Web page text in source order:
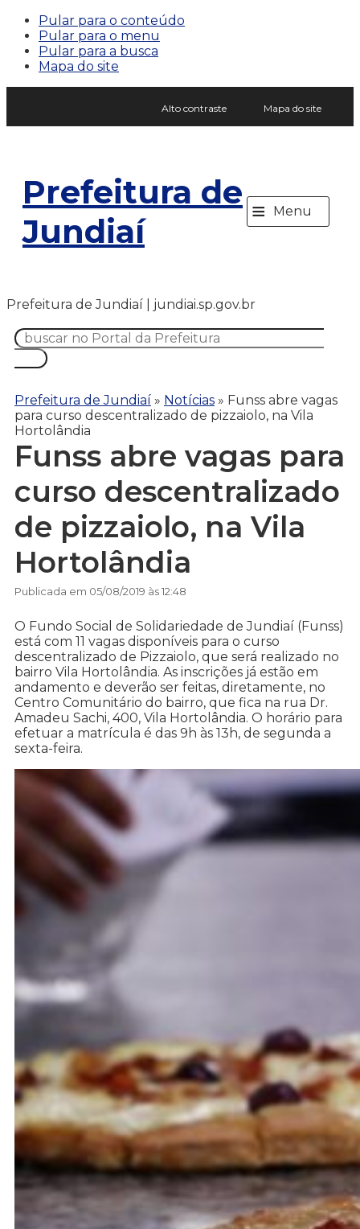
Pular para o conteúdo
Pular para o menu
Pular para a busca
Mapa do site
Alto contraste Mapa do site
Prefeitura de
Jundiaí
≡ Menu
Prefeitura de Jundiaí | jundiai.sp.gov.br
Prefeitura de Jundiaí » Notícias » Funss abre vagas
para curso descentralizado de pizzaiolo, na Vila
Hortolândia
Funss abre vagas para
curso descentralizado
de pizzaiolo, na Vila
Hortolândia
Publicada em 05/08/2019 às 12:48
O Fundo Social de Solidariedade de Jundiaí (Funss)
está com 11 vagas disponíveis para o curso
descentralizado de Pizzaiolo, que será realizado no
bairro Vila Hortolândia. As inscrições já estão em
andamento e deverão ser feitas, diretamente, no
Centro Comunitário do bairro, que fica na rua Dr.
Amadeu Sachi, 400, Vila Hortolândia. O horário para
efetuar a matrícula é das 9h às 13h, de segunda a
sexta-feira.